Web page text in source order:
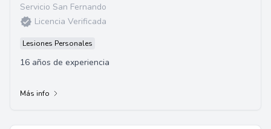
Servicio San Fernando
Licencia Verificada
Lesiones Personales
16 años de experiencia
Más info